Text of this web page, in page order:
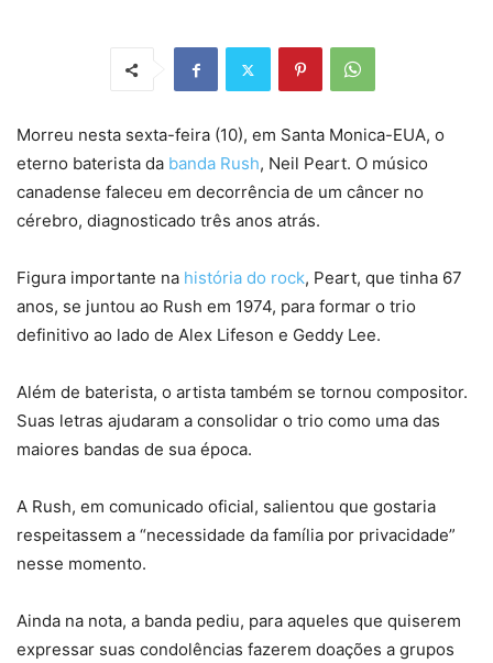
Morreu nesta sexta-feira (10), em Santa Monica-EUA, o
eterno baterista da banda Rush, Neil Peart. O músico
canadense faleceu em decorrência de um câncer no
cérebro, diagnosticado três anos atrás.
Figura importante na história do rock, Peart, que tinha 67
anos, se juntou ao Rush em 1974, para formar o trio
definitivo ao lado de Alex Lifeson e Geddy Lee.
Além de baterista, o artista também se tornou compositor.
Suas letras ajudaram a consolidar o trio como uma das
maiores bandas de sua época.
A Rush, em comunicado oficial, salientou que gostaria
respeitassem a “necessidade da família por privacidade”
nesse momento.
Ainda na nota, a banda pediu, para aqueles que quiserem
expressar suas condolências fazerem doações a grupos